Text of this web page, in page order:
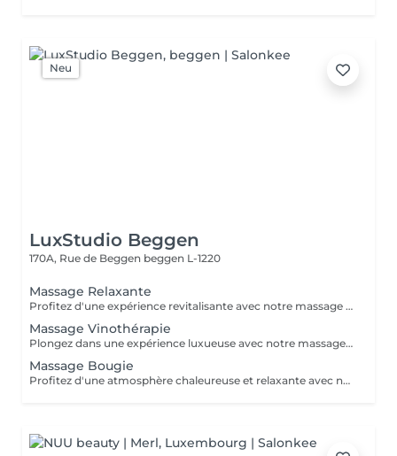
Neu
LuxStudio Beggen
170A, Rue de Beggen beggen L-1220
Massage Relaxante
Profitez d'une expérience revitalisante avec notre massage relaxant de 40, 60 ou 90 minutes. Nos esthéticiennes utiliseront des techniques douces pour soulager les tensions musculaires, procurant une sensation de tranquillité. Le temps de préparation et d'installation de la cliente est inclus dans la période choisie, garantissant que chaque minute soit consacrée à votre bien-être. Profitez de ce moment pour rajeunir corps et esprit.
Massage Vinothérapie
Plongez dans une expérience luxueuse avec notre massage Vinothérapie de 40, 60 ou 90 minutes. Nos Esthetcienne experts utiliseront des techniques spécifiques, combinant les bienfaits du raisin pour apaiser vos muscles et offrir une sensation de détente profonde. Le temps de préparation et d'installation de la cliente est inclus dans la durée sélectionnée, garantissant une expérience dédiée à votre bien-être. Laissez-vous emporter par ce moment de délice, revitalisant à la fois votre corps et votre esprit.
Massage Bougie
Profitez d'une atmosphère chaleureuse et relaxante avec notre massage aux bougies de 40, 60 ou 90 minutes. Nos esthéticiennes spécialisées intègrent des bougies parfumées pour créer une ambiance paisible tout en appliquant des techniques douces visant à soulager les tensions musculaires. Le temps de préparation et d'installation de la cliente est inclus dans la période choisie, garantissant que chaque minute soit dédiée à votre bien-être. Offrez-vous une expérience de rajeunissement du corps et de l'esprit dans ce cadre serein.